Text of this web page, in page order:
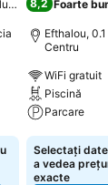
8,2 Foarte
Efthalou,
Centru
WiFi gratuit
Piscină
Parcare
Vedeți
Selectați
a vedea
exacte